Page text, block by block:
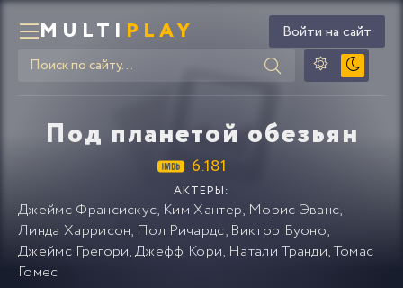
MULTI PLAY Войти на сайт
Под планетой обезьян
6.181
АКТЕРЫ:
Джеймс Франсискус, Ким Хантер, Морис Эванс,
Линда Харрисон, Пол Ричардс, Виктор Буоно,
Джеймс Грегори,Джефф Кори, Натали Транди,Томас
Гомес